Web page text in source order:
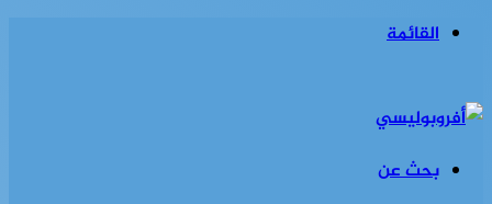
القائمة
بحث عن